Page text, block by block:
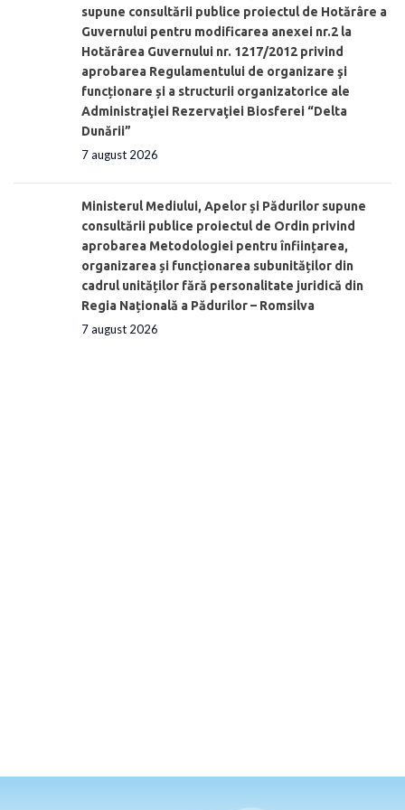
supune consultării publice proiectul de Hotărâre a
Guvernului pentru modificarea anexei nr.2 la
Hotărârea Guvernului nr. 1217/2012 privind
aprobarea Regulamentului de organizare şi
funcționare și a structurii organizatorice ale
Administraţiei Rezervaţiei Biosferei “Delta
Dunării”
7 august 2026
Ministerul Mediului, Apelor și Pădurilor supune
consultării publice proiectul de Ordin privind
aprobarea Metodologiei pentru înființarea,
organizarea și funcționarea subunităților din
cadrul unităților fără personalitate juridică din
Regia Națională a Pădurilor – Romsilva
7 august 2026